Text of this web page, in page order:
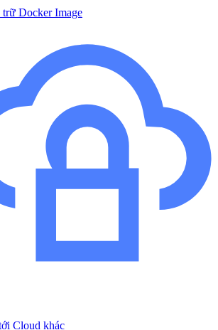
Docker Image
Cloud khác